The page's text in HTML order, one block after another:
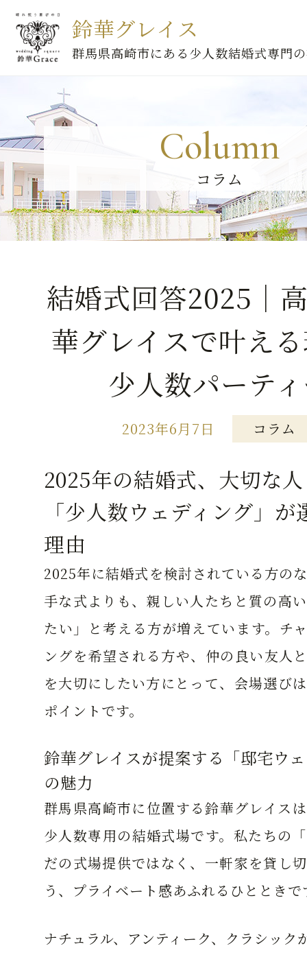
鈴華グレイス
群馬県高崎市にある少人数結婚式専門
Column
コラム
結婚式回答2025｜
華グレイスで叶え
少人数パーテ
2023年6月7日 コラム
2025年の結婚式、大切な
「少人数ウェディング」
理由
2025年に結婚式を検討されている方の
手な式よりも、親しい人たちと質の高
たい」と考える方が増えています。チ
ングを希望される方や、仲の良い友人
を大切にしたい方にとって、会場選び
ポイントです。
鈴華グレイスが提案する「邸宅ウ
の魅力
群馬県高崎市に位置する鈴華グレイス
少人数専用の結婚式場です。私たちの
だの式場提供ではなく、一軒家を貸し
う、プライベート感あふれるひとときで
ナチュラル、アンティーク、クラシック